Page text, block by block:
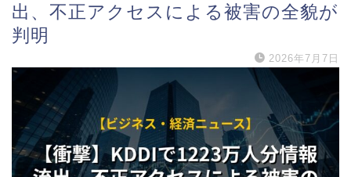
出、不正アクセスによる被害の全貌が
判明
2026年7月7日